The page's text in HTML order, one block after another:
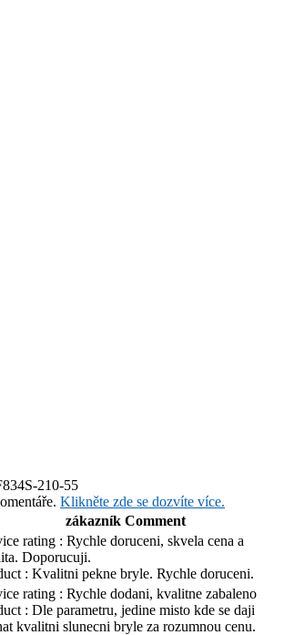
210-55
Klikněte zde se dozvíte více.
zákazník Comment
rating : Rychle doruceni, skvela cena a
Doporucuji.
: Kvalitni pekne bryle. Rychle doruceni.
rating : Rychle dodani, kvalitne zabaleno
: Dle parametru, jedine misto kde se daji
kvalitni slunecni bryle za rozumnou cenu.